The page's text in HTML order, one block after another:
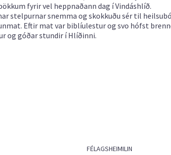
fyrir vel heppnaðann dag í Vindáshlíð.
stelpurnar snemma og skokkuðu sér til
Eftir mat var biblíulestur og svo hófst
og góðar stundir í Hlíðinni.
FÉLAGSHEIMILIN